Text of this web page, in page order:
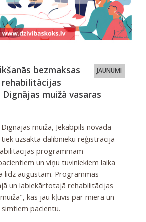
JAUNUMI
bezmaksas
muižā vasaras
muižā, Jēkabpils novadā
uzsākta dalībnieku reģistrācija
programmām
un viņu tuviniekiem laika
līdz augustam. Programmas
un labiekārtotajā rehabilitācijas
kas jau kļuvis par miera un
pacientu.